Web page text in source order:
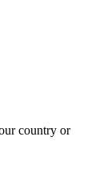
country or